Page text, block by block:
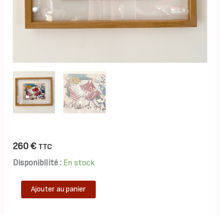
260€ TTC
Disponibilité : En stock
quantitéAjouter au panier